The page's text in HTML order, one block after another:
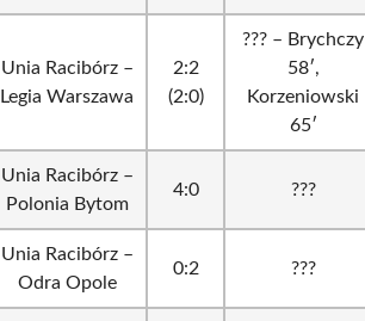
Unia Racibórz –
Legia Warszawa
2:2
(2:0)
??? – Brychczy
58′,
Korzeniowski
65′
Unia Racibórz –
Polonia Bytom
4:0 ???
Unia Racibórz –
Odra Opole
0:2 ???